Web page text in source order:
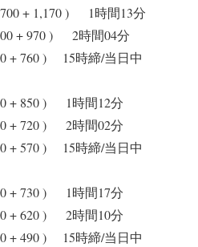
+ 1,170 ) 1時間13分
+ 970 ) 2時間04分
+ 760 ) 15時締/当日中
+ 850 ) 1時間12分
+ 720 ) 2時間02分
+ 570 ) 15時締/当日中
+ 730 ) 1時間17分
+ 620 ) 2時間10分
+ 490 ) 15時締/当日中